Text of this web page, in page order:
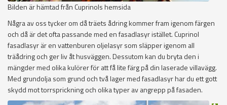
Bilden är hämtad från Cuprinols hemsida
Några av oss tycker om då träets ådring kommer fram igenom färgen
och då är det ofta passande med en fasadlasyr istället. Cuprinol
fasadlasyr är en vattenburen oljelasyr som släpper igenom all
träådring och ger liv åt husväggen. Dessutom kan du bryta den i
mängder med olika kulörer för att få lite färg på din laserade villavägg.
Med grundolja som grund och två lager med fasadlasyr har du ett gott
skydd mot torrsprickning och olika typer av angrepp på fasaden.